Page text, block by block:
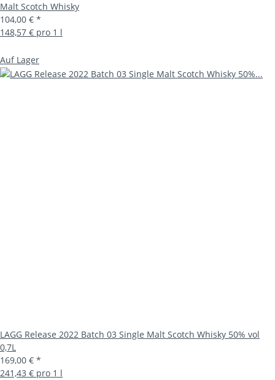
Malt Scotch Whisky
104,00 € *
148,57 € pro 1 l
Auf Lager
LAGG Release 2022 Batch 03 Single Malt Scotch Whisky 50% vol
0,7L
169,00 € *
241,43 € pro 1 l